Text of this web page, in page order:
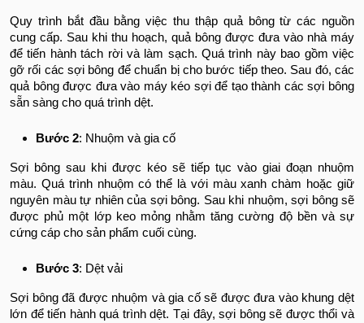
Quy trình bắt đầu bằng việc thu thập quả bông từ các nguồn
cung cấp. Sau khi thu hoạch, quả bông được đưa vào nhà máy
để tiến hành tách rời và làm sạch. Quá trình này bao gồm việc
gỡ rối các sợi bông để chuẩn bị cho bước tiếp theo. Sau đó, các
quả bông được đưa vào máy kéo sợi để tạo thành các sợi bông
sẵn sàng cho quá trình dệt.
Bước 2: Nhuộm và gia cố
Sợi bông sau khi được kéo sẽ tiếp tục vào giai đoạn nhuộm
màu. Quá trình nhuộm có thể là với màu xanh chàm hoặc giữ
nguyên màu tự nhiên của sợi bông. Sau khi nhuộm, sợi bông sẽ
được phủ một lớp keo mỏng nhằm tăng cường độ bền và sự
cứng cáp cho sản phẩm cuối cùng.
Bước 3: Dệt vải
Sợi bông đã được nhuộm và gia cố sẽ được đưa vào khung dệt
lớn để tiến hành quá trình dệt. Tại đây, sợi bông sẽ được thổi và